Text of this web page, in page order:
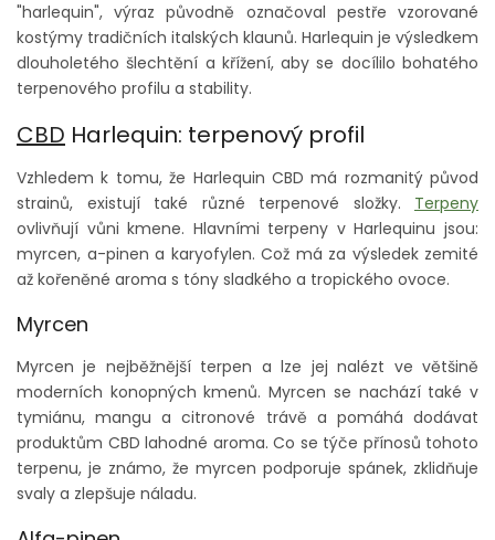
"harlequin", výraz původně označoval pestře vzorované
kostýmy tradičních italských klaunů. Harlequin je výsledkem
dlouholetého šlechtění a křížení, aby se docílilo bohatého
terpenového profilu a stability.
CBD Harlequin: terpenový profil
Vzhledem k tomu, že Harlequin CBD má rozmanitý původ
strainů, existují také různé terpenové složky. Terpeny
ovlivňují vůni kmene. Hlavními terpeny v Harlequinu jsou:
myrcen, a-pinen a karyofylen. Což má za výsledek zemité
až kořeněné aroma s tóny sladkého a tropického ovoce.
Myrcen
Myrcen je nejběžnější terpen a lze jej nalézt ve většině
moderních konopných kmenů. Myrcen se nachází také v
tymiánu, mangu a citronové trávě a pomáhá dodávat
produktům CBD lahodné aroma. Co se týče přínosů tohoto
terpenu, je známo, že myrcen podporuje spánek, zklidňuje
svaly a zlepšuje náladu.